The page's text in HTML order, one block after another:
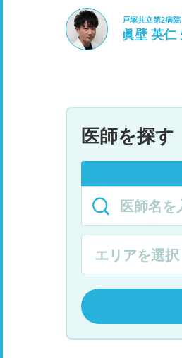
戸塚共立第2病
眞壁 英仁
医師を探す